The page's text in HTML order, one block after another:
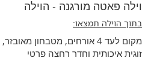
וילה פאטה מורגנה - הוילה
בתוך הוילה תמצאו:
​מקום לעד 4 אורחים, מטבחון
זוגית איכותית וחדר רחצה פרטי